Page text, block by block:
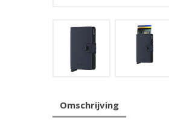
Omschrijving